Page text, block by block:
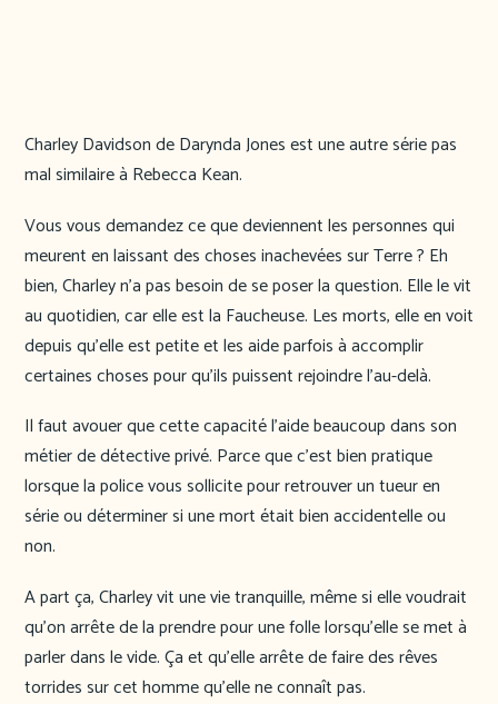
Charley Davidson de Darynda Jones est une autre série pas
mal similaire à Rebecca Kean.
Vous vous demandez ce que deviennent les personnes qui
meurent en laissant des choses inachevées sur Terre ? Eh
bien, Charley n’a pas besoin de se poser la question. Elle le vit
au quotidien, car elle est la Faucheuse. Les morts, elle en voit
depuis qu’elle est petite et les aide parfois à accomplir
certaines choses pour qu’ils puissent rejoindre l’au-delà.
Il faut avouer que cette capacité l’aide beaucoup dans son
métier de détective privé. Parce que c’est bien pratique
lorsque la police vous sollicite pour retrouver un tueur en
série ou déterminer si une mort était bien accidentelle ou
non.
A part ça, Charley vit une vie tranquille, même si elle voudrait
qu’on arrête de la prendre pour une folle lorsqu’elle se met à
parler dans le vide. Ça et qu’elle arrête de faire des rêves
torrides sur cet homme qu’elle ne connaît pas.